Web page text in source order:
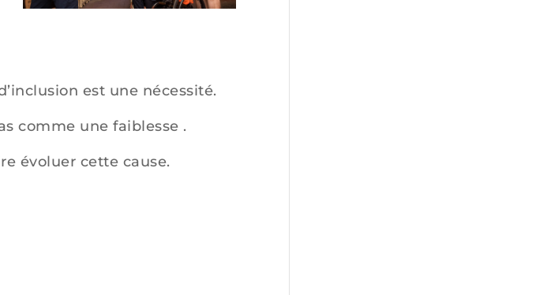
est une nécessité.
comme une faiblesse .
évoluer cette cause.